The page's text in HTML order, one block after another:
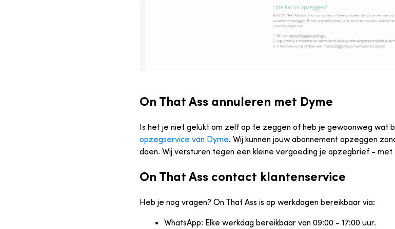
On That Ass annuleren met Dyme
Is het je niet gelukt om zelf op te zeggen of heb je gewoonweg wat
opzegservice van Dyme. Wij kunnen jouw abonnement opzeggen
doen. Wij versturen tegen een kleine vergoeding je opzegbrief - met
On That Ass contact klantenservice
Heb je nog vragen? On That Ass is op werkdagen bereikbaar via:
WhatsApp: Elke werkdag bereikbaar van 09:00 - 17:00 uur.